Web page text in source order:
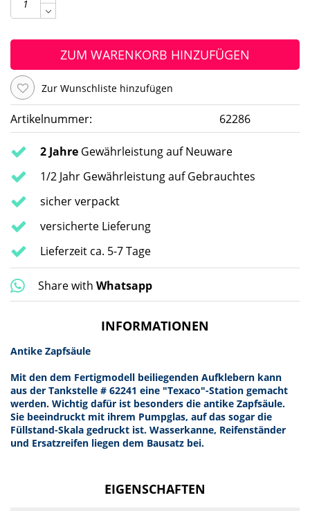
ZUM WARENKORB HINZUFÜGEN
Zur Wunschliste hinzufügen
Artikelnummer: 62286
2 Jahre Gewährleistung auf Neuware
1/2 Jahr Gewährleistung auf Gebrauchtes
sicher verpackt
versicherte Lieferung
Lieferzeit ca. 5-7 Tage
Share with Whatsapp
INFORMATIONEN
Antike Zapfsäule
Mit den dem Fertigmodell beiliegenden Aufklebern kann
aus der Tankstelle # 62241 eine "Texaco"-Station gemacht
werden. Wichtig dafür ist besonders die antike Zapfsäule.
Sie beeindruckt mit ihrem Pumpglas, auf das sogar die
Füllstand-Skala gedruckt ist. Wasserkanne, Reifenständer
und Ersatzreifen liegen dem Bausatz bei.
EIGENSCHAFTEN